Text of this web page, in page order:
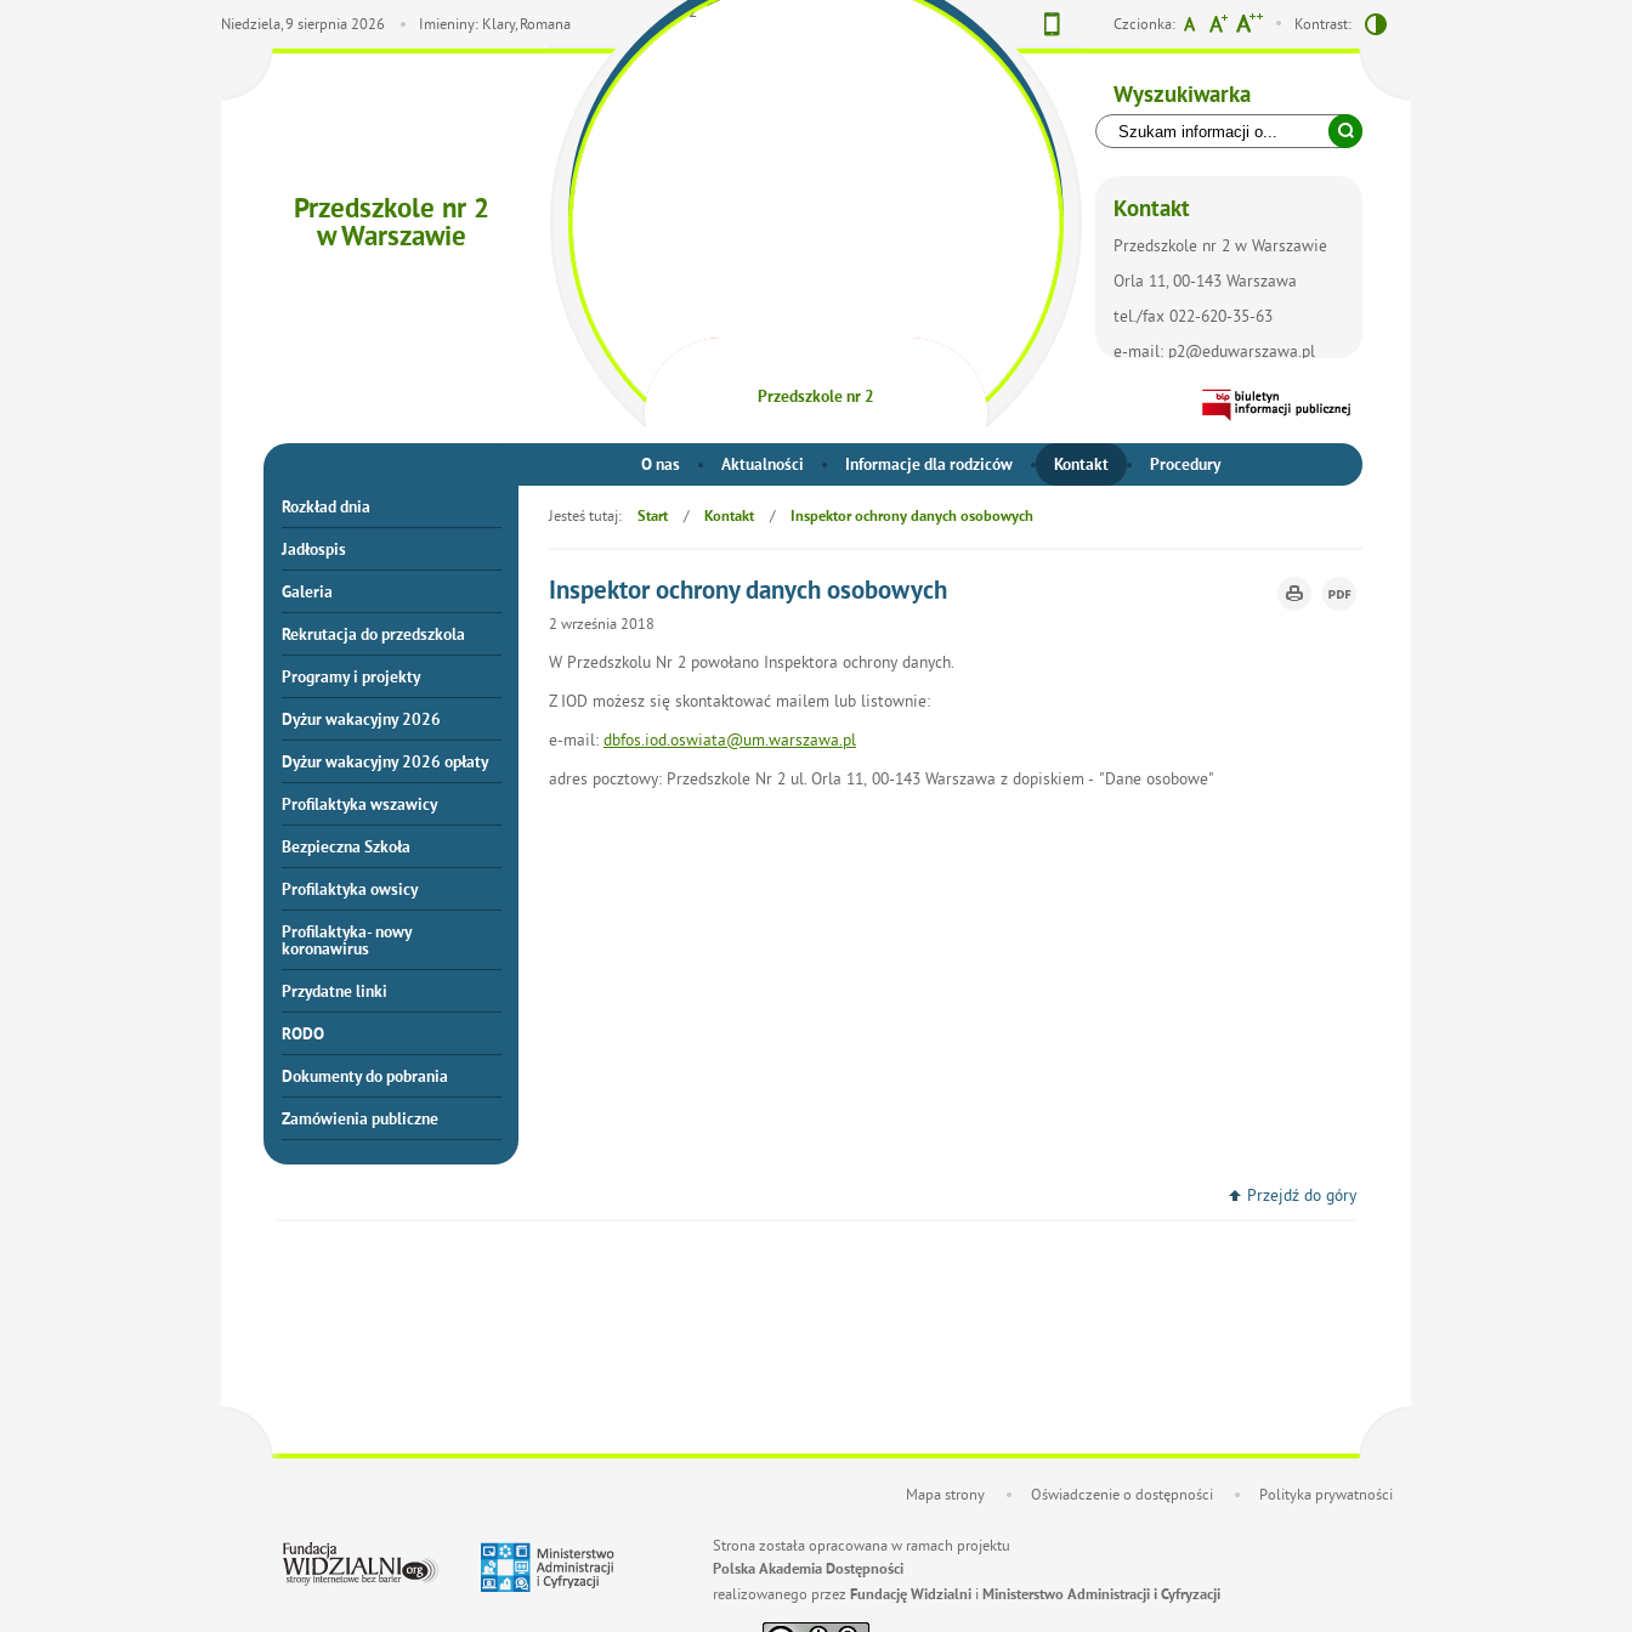
Przedszkole nr 2
w Warszawie
Czcionka: Kontrast:
Wyszukiwarka
Kontakt
Przedszkole nr 2 w Warszawie
Orla 11, 00-143 Warszawa
tel./fax 022-620-35-63
e-mail: p2@eduwarszawa.pl
Niedziela, 9 sierpnia 2026 Imieniny: Klary, Romana
Przedszkole nr 2
O nas Aktualności Informacje dla rodziców Kontakt Procedury
Rozkład dnia
Jadłospis
Galeria
Rekrutacja do przedszkola
Programy i projekty
Dyżur wakacyjny 2026
Dyżur wakacyjny 2026 opłaty
Profilaktyka wszawicy
Bezpieczna Szkoła
Profilaktyka owsicy
Profilaktyka- nowy
koronawirus
Przydatne linki
RODO
Dokumenty do pobrania
Zamówienia publiczne
Jesteś tutaj: Start / Kontakt / Inspektor ochrony danych osobowych
Inspektor ochrony danych osobowych
2 września 2018
W Przedszkolu Nr 2 powołano Inspektora ochrony danych.
Z IOD możesz się skontaktować mailem lub listownie:
e-mail: dbfos.iod.oswiata@um.warszawa.pl
adres pocztowy: Przedszkole Nr 2 ul. Orla 11, 00-143 Warszawa z dopiskiem - "Dane osobowe"
Przejdź do góry
Mapa strony Oświadczenie o dostępności Polityka prywatności
Strona została opracowana w ramach projektu
Polska Akademia Dostępności
realizowanego przez Fundację Widzialni i Ministerstwo Administracji i Cyfryzacji